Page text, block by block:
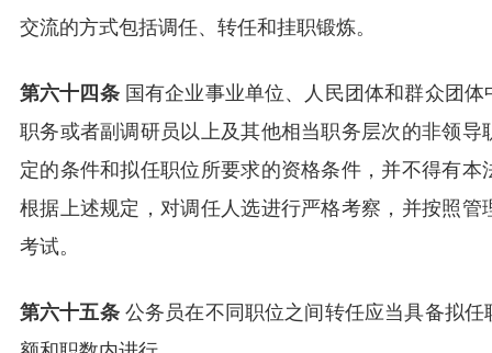
交流的方式包括调任、转任和挂职锻炼。
第六十四条国有企业事业单位、人民团体和群众团
职务或者副调研员以上及其他相当职务层次的非领
定的条件和拟任职位所要求的资格条件，并不得有
根据上述规定，对调任人选进行严格考察，并按照
考试。
第六十五条公务员在不同职位之间转任应当具备拟